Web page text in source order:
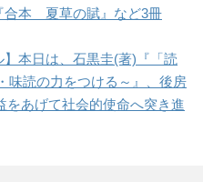
合本 夏草の賦』など3冊
】本日は、石黒圭(著)『「読
味読の力をつける～』、後房
あげて社会的使命へ突き進